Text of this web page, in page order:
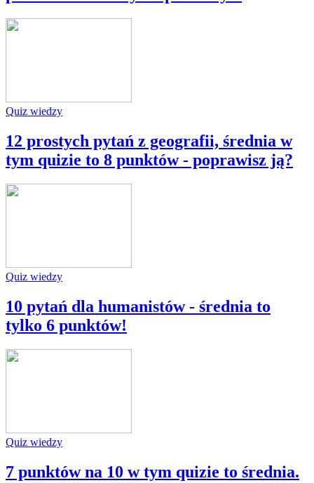
Quiz wiedzy
12 prostych pytań z geografii, średnia w
tym quizie to 8 punktów - poprawisz ją?
Quiz wiedzy
10 pytań dla humanistów - średnia to
tylko 6 punktów!
Quiz wiedzy
7 punktów na 10 w tym quizie to średnia.